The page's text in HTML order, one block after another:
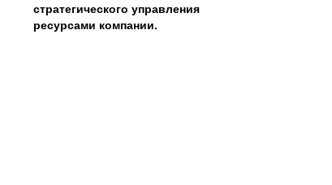
стратегического управления
ресурсами компании.